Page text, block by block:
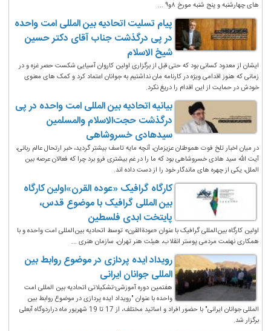
های چهارشنبه و پنج شنبه مورخ ۸و۹ ...
پیام تسلیت اتحادیه بین المللی امت واحده
در پی درگذشت جناب آقای دکتر حسین
شیخ الاسلام
ایشان از معدود کسانی بود که حتی قبل از برگزاری اولین کاروان آسیایی شکست حصر غزه و در
زمانی که هنوز اقدامی ویژه در کارنامه مان نداشتیم به جوانان اعتماد کرد و کمک های معنوی
خودش در حمایت از این اقدام را دریغ نکرد.
بیانیه اتحادیه بین المللی امت واحده در پی
درگذشت حجت‌الاسلام والمسلمین
سیدهادی خسروشاهی
در میان اخبار تلخ فوت هموطنان عزیزمان، آنچه مایه تاسف بیشتر گردید، خبر ارتحال عالم ربانی،
آیت الله سید هادی خسروشاهی بود که ما را در غم بیشتری فرو برد چرا که فعالان عرصه بین
الملل، یکی از چهره های ماندگار خود را از دست داده اند.
کارگاه گرافیک «عوده القرن»اولین کارگاه
بین المللی گرافیک با موضوع قدس،
پایتخت ابدی فلسطین
اولین کارگاه بین‌المللی گرافیک با عنوان «عودةالقرن» توسط اتحادیه بین‌المللی امت واحده و با
همکاری نهضت مردمی پوستر انقلاب، هیئت هنر تهران، سازمان هنری ...
رویداد ایده پردازی در موضوع روابط بین
المللی جوانان ایرانی
هفتمین دوره آموزشی-تشکیلاتی اتحادیه بین المللی امت
واحده با عنوان "رویداد ایده پردازی در موضوع روابط بین
المللی جوانان ایرانی" با حضور افراد و اساتید مختلف، از 17 تا 19 شهریور ماه دراردوگاه آبعلی
برگزار شد.